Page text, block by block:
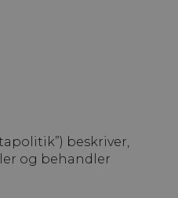
beskriver,
og behandler